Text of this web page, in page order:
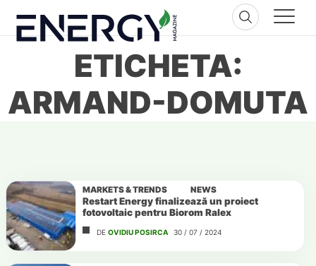
content
ETICHETA:
ARMAND-DOMUTA
MARKETS & TRENDS NEWS
Restart Energy finalizează un proiect
fotovoltaic pentru Biorom Ralex
DE OVIDIU POSIRCA 30 / 07 / 2024